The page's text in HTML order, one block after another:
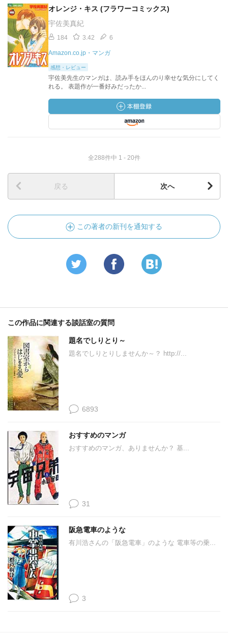
オレンジ・キス (フラワーコミックス)
宇佐美真紀
184 3.42 6
Amazon.co.jp・マンガ
感想・レビュー
宇佐美先生のマンガは、読み手をほんのり幸せな気分にしてく
れる。 表題作が一番好みだったか...
全288件中 1 - 20件
戻る 次へ
この著者の新刊を通知する
この作品に関連する談話室の質問
題名でしりとり～
題名でしりとりしませんか～？ http://...
6893
おすすめのマンガ
おすすめのマンガ、ありませんか？ 基...
31
阪急電車のような
有川浩さんの「阪急電車」のような 電車等の乗...
3